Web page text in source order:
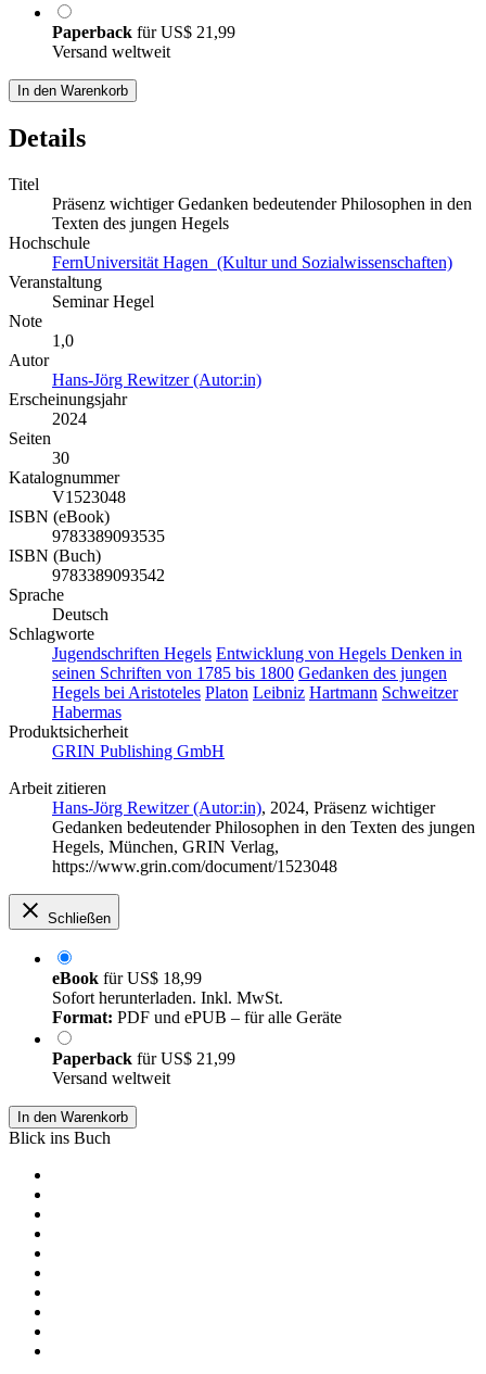
Paperback fürUS$ 21,99
Versand weltweit
In den Warenkorb
Details
Titel
Präsenz wichtiger Gedanken bedeutender Philosophen in den
Texten des jungen Hegels
Hochschule
FernUniversität Hagen (Kultur und Sozialwissenschaften)
Veranstaltung
Seminar Hegel
Note
1,0
Autor
Hans-Jörg Rewitzer (Autor:in)
Erscheinungsjahr
2024
Seiten
30
Katalognummer
V1523048
ISBN (eBook)
9783389093535
ISBN (Buch)
9783389093542
Sprache
Deutsch
Schlagworte
Jugendschriften Hegels Entwicklung von Hegels Denken in
seinen Schriften von 1785 bis 1800 Gedanken des jungen
Hegels bei Aristoteles Platon Leibniz Hartmann Schweitzer
Habermas
Produktsicherheit
GRIN Publishing GmbH
Arbeit zitieren
Hans-Jörg Rewitzer (Autor:in), 2024, Präsenz wichtiger
Gedanken bedeutender Philosophen in den Texten des jungen
Hegels, München, GRIN Verlag,
https://www.grin.com/document/1523048
Schließen
eBook fürUS$ 18,99
Sofort herunterladen. Inkl. MwSt.
Format: PDF und ePUB – für alle Geräte
Paperback fürUS$ 21,99
Versand weltweit
In den Warenkorb
Blick ins Buch